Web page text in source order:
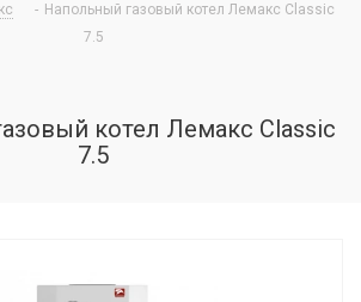
- Напольный газовый котел Лемакс Classic
7.5
котел Лемакс Classic
7.5